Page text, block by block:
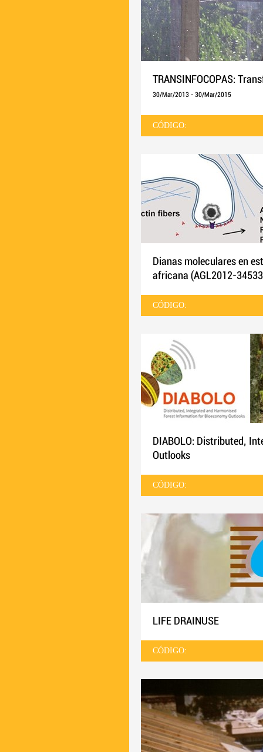
TRANSINFOCOPAS:
30/Mar/2013 - 30/Mar/2015
CÓDIGO:
Dianas moleculares en
africana (AGL2012-
CÓDIGO:
DIABOLO: Distributed,
Outlooks
CÓDIGO:
LIFE DRAINUSE
CÓDIGO: